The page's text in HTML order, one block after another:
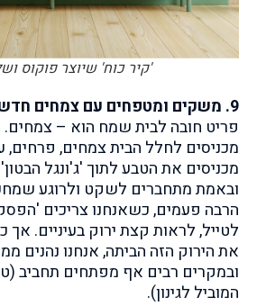
'קיר כוח' שיוצר פוקוס
9. משקים ומטפחים עם צמחים חדשים:
פריט חובה לבית שמח הוא – צמחים.
מכניסים לחלל הבית צמחים, פרחים,
מכניסים את הטבע לתוך 'ג'ונגל הבטון'
ובאמת מתחברים לשקט ולרוגע
הרבה פעמים, כשאנחנו צריכים
לטייל, לראות קצת ירוק בעיניים. אך
את הירוק הזה הביתה, אנחנו נהנים
ובמקרים רבים אף מפתחים תחביב
המוביל לגינון).